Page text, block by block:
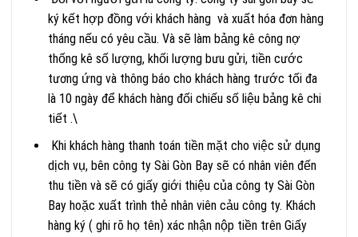
ký kết hợp đồng với khách hàng và xuất hóa đơn hàng
tháng nếu có yêu cầu. Và sẽ làm bảng kê công nợ
thống kê số lượng, khối lượng bưu gửi, tiền cước
tương ứng và thông báo cho khách hàng trước tối đa
là 10 ngày để khách hàng đối chiếu số liệu bảng kê chi
tiết .\
Khi khách hàng thanh toán tiền mặt cho việc sử dụng
dịch vụ, bên công ty Sài Gòn Bay sẽ có nhân viên đến
thu tiền và sẽ có giấy giới thiệu của công ty Sài Gòn
Bay hoặc xuất trình thẻ nhân viên cảu công ty. Khách
hàng ký ( ghi rõ họ tên) xác nhận nộp tiền trên Giấy